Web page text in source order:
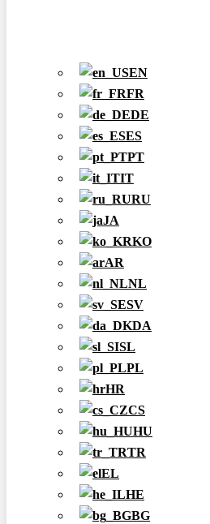
EN
FR
DE
ES
PT
IT
RU
JA
KO
AR
NL
SV
DA
SL
PL
HR
CS
HU
TR
EL
HE
BG